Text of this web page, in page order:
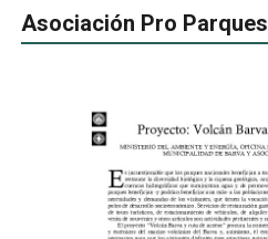
Asociación Pro Parques